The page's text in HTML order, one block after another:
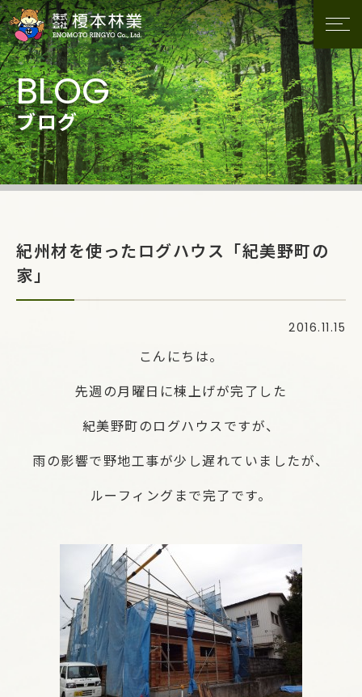
ブログ
紀州材を使ったログハウス「紀美野町の
家」
2016.11.15
こんにちは。
先週の月曜日に棟上げが完了した
紀美野町のログハウスですが、
雨の影響で野地工事が少し遅れていましたが、
ルーフィングまで完了です。